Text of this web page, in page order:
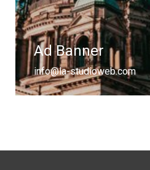
Ad Banner
info@la-studioweb.com